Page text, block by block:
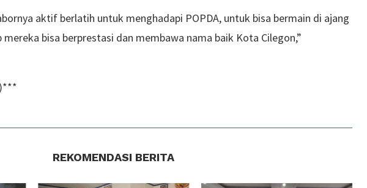
aktif berlatih untuk menghadapi POPDA, untuk bisa bermain di ajang
mereka bisa berprestasi dan membawa nama baik Kota Cilegon,”
REKOMENDASI BERITA